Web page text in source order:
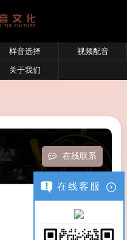
样音选择 视频配音
关于我们
在线联系
在线客服